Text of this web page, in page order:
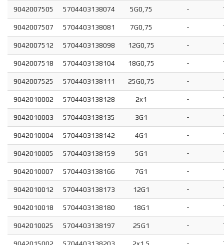
9042007505 5704403138074 5G0,75 -
9042007507 5704403138081 7G0,75 -
9042007512 5704403138098 12G0,75 -
9042007518 5704403138104 18G0,75 -
9042007525 5704403138111 25G0,75 -
9042010002 5704403138128 2x1 -
9042010003 5704403138135 3G1 -
9042010004 5704403138142 4G1 -
9042010005 5704403138159 5G1 -
9042010007 5704403138166 7G1 -
9042010012 5704403138173 12G1 -
9042010018 5704403138180 18G1 -
9042010025 5704403138197 25G1 -
9042015002 5704403138203 2x1,5 -